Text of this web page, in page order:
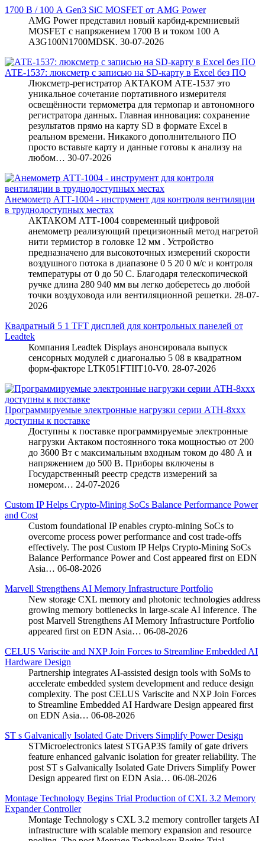
1700 В / 100 А Gen3 SiC MOSFET от AMG Power
AMG Power представил новый карбид-кремниевый
MOSFET с напряжением 1700 В и током 100 А
A3G100N1700MDSK. 30-07-2026
АТЕ-1537: люксметр с записью на SD-карту в Excel без ПО
Люксметр-регистратор АКТАКОМ АТЕ-1537 это
уникальное сочетание портативного измерителя
освещённости термометра для термопар и автономного
регистратора данных. Главная инновация: сохранение
результатов прямо на карту SD в формате Excel в
реальном времени. Никакого дополнительного ПО
просто вставьте карту и данные готовы к анализу на
любом… 30-07-2026
Анемометр АТТ-1004 - инструмент для контроля вентиляции
в труднодоступных местах
АКТАКОМ АТТ-1004 современный цифровой
анемометр реализующий прецизионный метод нагретой
нити термистор в головке 12 мм . Устройство
предназначено для высокоточных измерений скорости
воздушного потока в диапазоне 0 5 20 0 м/с и контроля
температуры от 0 до 50 C. Благодаря телескопической
ручке длина 280 940 мм вы легко доберетесь до любой
точки воздуховода или вентиляционной решетки. 28-07-
2026
Квадратный 5 1 TFT дисплей для контрольных панелей от
Leadtek
Компания Leadtek Displays анонсировала выпуск
сенсорных модулей с диагональю 5 08 в квадратном
форм-факторе LTK051FTIIT10-V0. 28-07-2026
Программируемые электронные нагрузки серии АТН-8ххх
доступны к поставке
Доступны к поставке программируемые электронные
нагрузки Актаком постоянного тока мощностью от 200
до 3600 Вт c максимальным входным током до 480 А и
напряжением до 500 В. Приборы включены в
Государственный реестр средств измерений за
номером… 24-07-2026
Custom IP Helps Crypto-Mining SoCs Balance Performance Power
and Cost
Custom foundational IP enables crypto-mining SoCs to
overcome process power performance and cost trade-offs
effectively. The post Custom IP Helps Crypto-Mining SoCs
Balance Performance Power and Cost appeared first on EDN
Asia… 06-08-2026
Marvell Strengthens AI Memory Infrastructure Portfolio
New storage CXL memory and photonic technologies address
growing memory bottlenecks in large-scale AI inference. The
post Marvell Strengthens AI Memory Infrastructure Portfolio
appeared first on EDN Asia… 06-08-2026
CELUS Variscite and NXP Join Forces to Streamline Embedded AI
Hardware Design
Partnership integrates AI-assisted design tools with SoMs to
accelerate embedded system development and reduce design
complexity. The post CELUS Variscite and NXP Join Forces
to Streamline Embedded AI Hardware Design appeared first
on EDN Asia… 06-08-2026
ST s Galvanically Isolated Gate Drivers Simplify Power Design
STMicroelectronics latest STGAP3S family of gate drivers
feature enhanced galvanic isolation for greater reliability. The
post ST s Galvanically Isolated Gate Drivers Simplify Power
Design appeared first on EDN Asia… 06-08-2026
Montage Technology Begins Trial Production of CXL 3.2 Memory
Expander Controller
Montage Technology s CXL 3.2 memory controller targets AI
infrastructure with scalable memory expansion and resource